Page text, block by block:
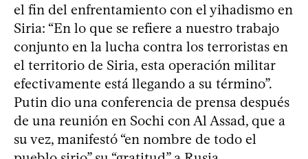
el fin del enfrentamiento con el yihadismo en
Siria: “En lo que se refiere a nuestro trabajo
conjunto en la lucha contra los terroristas en
el territorio de Siria, esta operación militar
efectivamente está llegando a su término”.
Putin dio una conferencia de prensa después
de una reunión en Sochi con Al Assad, que a
su vez, manifestó “en nombre de todo el